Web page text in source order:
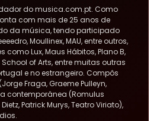
do musica.com.pt. Como
com mais de 25 anos de
da música, tendo participado
Moullinex, MAU, entre outros,
como Lux, Maus Hábitos, Plano B,
of Arts, entre muitas outras
e no estrangeiro. Compôs
Fraga, Graeme Pulleyn,
contemporânea (Romulus
Patrick Murys, Teatro Viriato),